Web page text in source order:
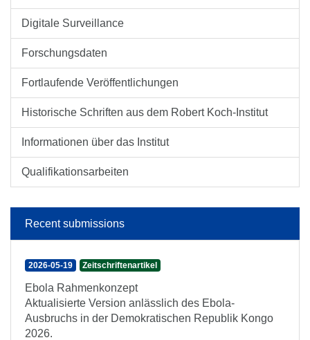
Digitale Surveillance
Forschungsdaten
Fortlaufende Veröffentlichungen
Historische Schriften aus dem Robert Koch-Institut
Informationen über das Institut
Qualifikationsarbeiten
Recent submissions
2026-05-19 Zeitschriftenartikel
Ebola Rahmenkonzept
Aktualisierte Version anlässlich des Ebola-
Ausbruchs in der Demokratischen Republik Kongo
2026.